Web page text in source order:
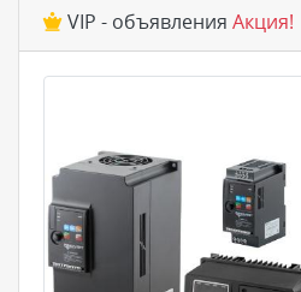
VIP - объявления Акция!